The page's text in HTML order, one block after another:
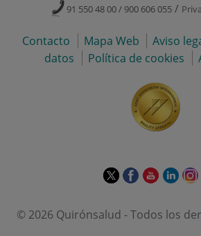
91 550 48 00 / 900 606 055 /
Contacto Mapa Web Aviso
datos
Política de cookies
Este
abrirá
Este
abrirá
Este
abrirá
Este
abrirá
© 2026 Quirónsalud - Todos los